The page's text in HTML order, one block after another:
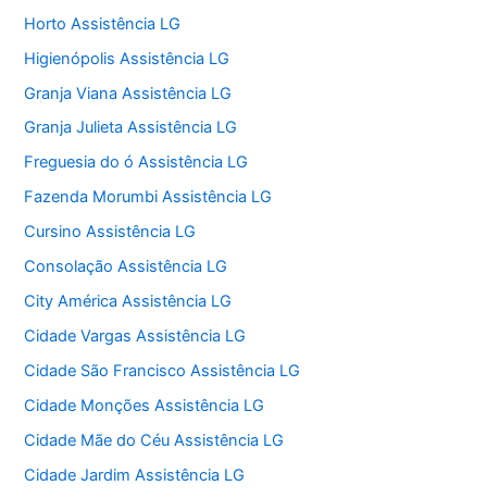
Horto Assistência LG
Higienópolis Assistência LG
Granja Viana Assistência LG
Granja Julieta Assistência LG
Freguesia do ó Assistência LG
Fazenda Morumbi Assistência LG
Cursino Assistência LG
Consolação Assistência LG
City América Assistência LG
Cidade Vargas Assistência LG
Cidade São Francisco Assistência LG
Cidade Monções Assistência LG
Cidade Mãe do Céu Assistência LG
Cidade Jardim Assistência LG